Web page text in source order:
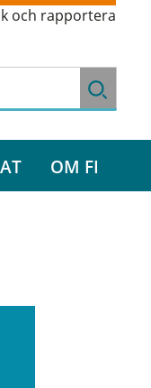
och rapportera
OM FI